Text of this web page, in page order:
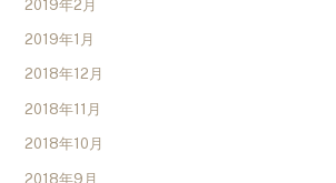
2019年2月
2019年1月
2018年12月
2018年11月
2018年10月
2018年9月